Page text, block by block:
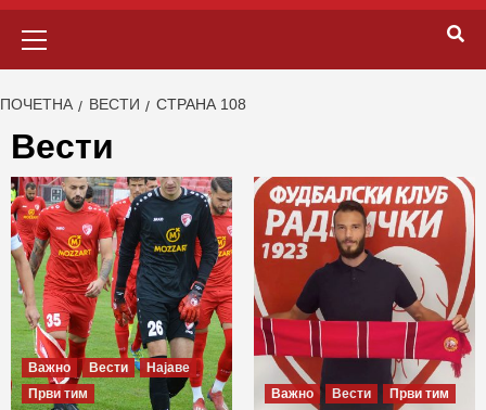
ПОЧЕТНА ВЕСТИ СТРАНА 108
Вести
Важно Вести
Најаве
Први тим
Важно Вести Први тим